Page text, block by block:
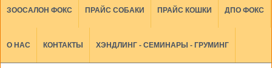
ЗООСАЛОН ФОКС ПРАЙС СОБАКИ ПРАЙС КОШКИ ДПО ФОКС
О НАС КОНТАКТЫ ХЭНДЛИНГ - СЕМИНАРЫ - ГРУМИНГ